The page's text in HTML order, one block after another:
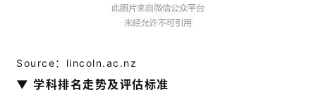
联
Source：lincoln.ac.nz
▼ 学科排名走势及评估标准